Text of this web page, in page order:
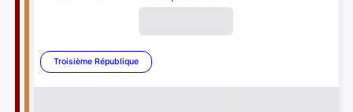
Troisième République